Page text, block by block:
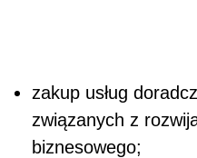
zakup usług
związanych z
biznesowego;